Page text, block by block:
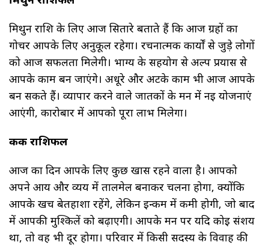
मिथुन राशि के लिए आज सितारे बताते हैं कि आज ग्रहों का
गोचर आपके लिए अनुकूल रहेगा। रचनात्मक कार्यों से जुड़े लोगों
को आज सफलता मिलेगी। भाग्य के सहयोग से अल्प प्रयास से
आपके काम बन जाएंगे। अधूरे और अटके काम भी आज आपके
बन सकते हैं। व्यापार करने वाले जातकों के मन में नई योजनाएं
आएंगी, कारोबार में आपको पूरा लाभ मिलेगा।
कर्क राशिफल
आज का दिन आपके लिए कुछ खास रहने वाला है। आपको
अपने आय और व्यय में तालमेल बनाकर चलना होगा, क्योंकि
आपके खर्च बेतहाशा रहेंगे, लेकिन इन्कम में कमी होगी, जो बाद
में आपकी मुश्किलें को बढ़ाएगी। आपके मन पर यदि कोई संशय
था, तो वह भी दूर होगा। परिवार में किसी सदस्य के विवाह की